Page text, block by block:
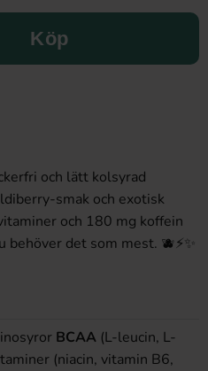
Köp
och lätt kolsyrad
smak och exotisk
och 180 mg koffein
det som mest. 🫐⚡✨
BCAA (L-leucin, L-
(niacin, vitamin B6,